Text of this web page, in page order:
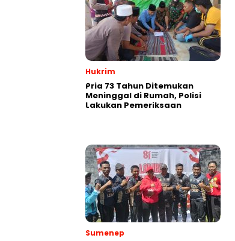
Hukrim
Pria 73 Tahun Ditemukan
Meninggal di Rumah, Polisi
Lakukan Pemeriksaan
Sumenep